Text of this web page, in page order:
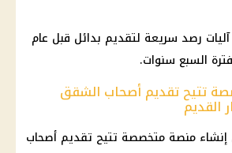
رصد سريعة لتقديم بدائل قبل عام
السبع سنوات.
تتيح تقديم أصحاب الشقق
القديم
منصة متخصصة تتيح تقديم أصحاب